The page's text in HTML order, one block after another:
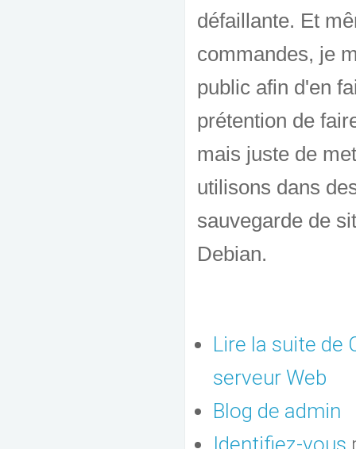
défaillante. Et
commandes, je
public afin d'en
prétention de
mais juste de
utilisons dans
sauvegarde de
Debian.
Lire la suite de
serveur Web
Blog de admin
Identifiez-vous